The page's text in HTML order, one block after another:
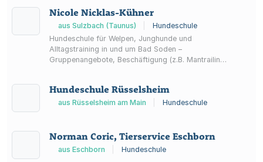
Nicole Nicklas-Kühner
aus Sulzbach (Taunus)
Hundeschule
Hundeschule für Welpen, Junghunde und
Alltagstraining in und um Bad Soden –
Gruppenangebote, Beschäftigung (z.B. Mantrailing)
Hundeschule Rüsselsheim
aus Rüsselsheim am Main Hundeschule
Norman Coric, Tierservice Eschborn
aus Eschborn Hundeschule